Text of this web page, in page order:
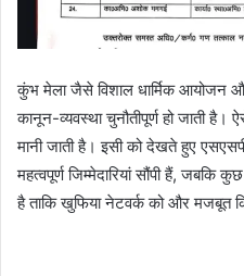
कुंभ मेला जैसे विशाल धार्मिक आयोजन
कानून-व्यवस्था चुनौतीपूर्ण हो जाती
मानी जाती है। इसी को देखते हुए
महत्वपूर्ण जिम्मेदारियां सौंपी हैं, जबकि
है ताकि खुफिया नेटवर्क को और मजबूत